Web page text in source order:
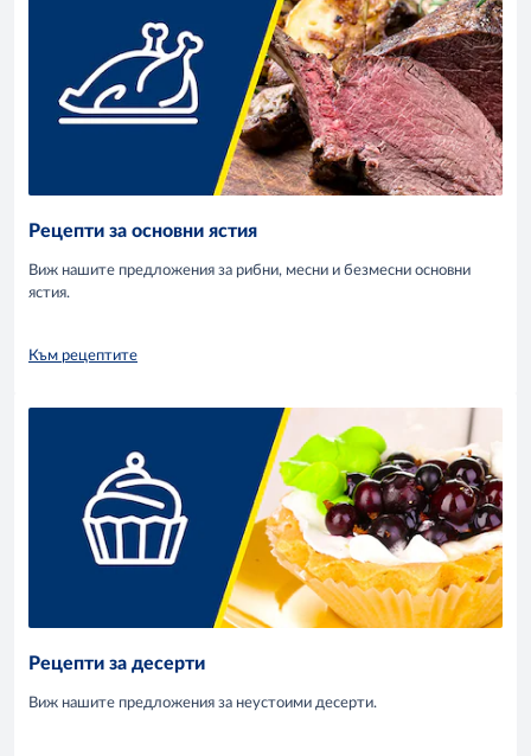
Рецепти за основни ястия
Виж нашите предложения за рибни, месни и безмесни основни
ястия.
Към рецептите
Рецепти за десерти
Виж нашите предложения за неустоими десерти.